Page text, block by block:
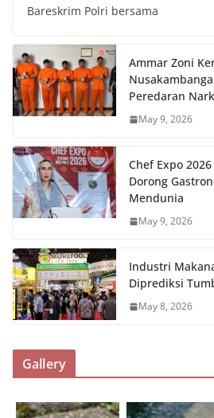
Bareskrim Polri bersama
Ammar Zoni
Peredaran
May 9, 2026
Chef Expo
Dorong
Mendunia
May 9, 2026
Industri
Diprediksi
May 8, 2026
Gallery